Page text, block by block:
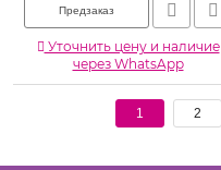
Предзаказ
Уточнить цену и наличие
через WhatsApp
1 2